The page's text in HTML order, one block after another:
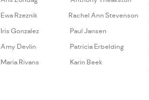
Ewa Rzeznik
Rachel Ann Stevenson
Iris Gonzalez
Paul Jansen
Amy Devlin
Patricia Erbelding
Maria Rivans
Karin Beek